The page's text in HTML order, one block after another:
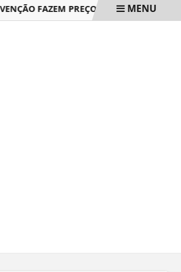
FAZEM PREÇO DA GASOLINA CAIR
MENU